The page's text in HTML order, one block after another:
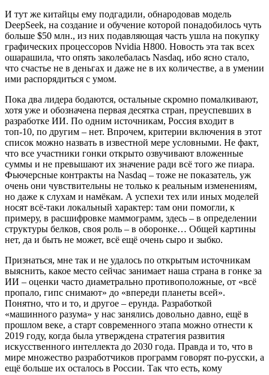
И тут же китайцы ему подгадили, обнародовав модель
DeepSeek, на создание и обучение которой понадобилось чуть
больше $50 млн., из них подавляющая часть ушла на покупку
графических процессоров Nvidia H800. Новость эта так всех
ошарашила, что опять заколебалась Nasdaq, ибо ясно стало,
что счастье не в деньгах и даже не в их количестве, а в умении
ими распорядиться с умом.
Пока два лидера бодаются, остальные скромно помалкивают,
хотя уже и обозначена первая десятка стран, преуспевших в
разработке ИИ. По одним источникам, Россия входит в
топ-10, по другим – нет. Впрочем, критерии включения в этот
список можно назвать в известной мере условными. Не факт,
что все участники гонки открыто озвучивают вложенные
суммы и не превышают их значение ради всё того же пиара.
Фьючерсные контракты на Nasdaq – тоже не показатель, уж
очень они чувствительны не только к реальным изменениям,
но даже к слухам и намёкам. А успехи тех или иных моделей
носят всё-таки локальный характер: там они помогли, к
примеру, в расшифровке маммограмм, здесь – в определении
структуры белков, своя роль – в оборонке… Общей картины
нет, да и быть не может, всё ещё очень сыро и зыбко.
Признаться, мне так и не удалось по открытым источникам
выяснить, какое место сейчас занимает наша страна в гонке за
ИИ – оценки часто диаметрально противоположные, от «всё
пропало, гипс снимают» до «впереди планеты всей».
Понятно, что и то, и другое – ерунда. Разработкой
«машинного разума» у нас занялись довольно давно, ещё в
прошлом веке, а старт современного этапа можно отнести к
2019 году, когда была утверждена стратегия развития
искусственного интеллекта до 2030 года. Правда и то, что в
мире множество разработчиков программ говорят по-русски, а
ещё больше их осталось в России. Так что есть, кому